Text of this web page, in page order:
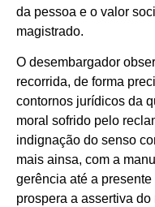
da pessoa e o valor
magistrado.
O desembargador
recorrida, de forma
contornos jurídicos da
moral sofrido pelo
indignação do senso
mais ainsa, com a
gerência até a
prospera a assertiva